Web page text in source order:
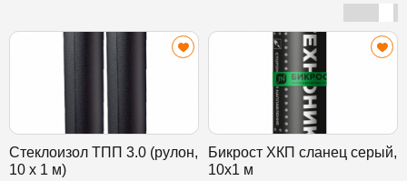
Стеклоизол ТПП 3.0 (рулон,
10 х 1 м)
Бикрост ХКП сланец серый,
10х1 м